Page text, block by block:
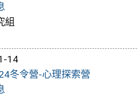
組
14
冬令營-心理探索營